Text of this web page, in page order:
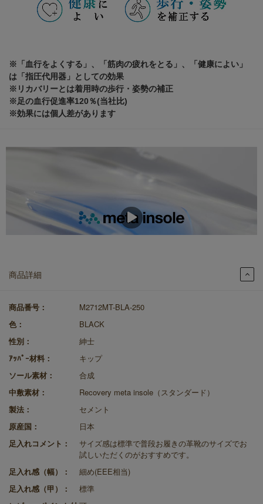
商品詳細
商品番号：
M2712MT-BLA-250
色：
BLACK
性別：
紳士
ｱｯﾊﾟｰ材料：
キップ
ソール素材：
合成
中敷素材：
Recovery meta insole（スタンダード）
製法：
セメント
原産国：
日本
足入れコメント：
サイズ感は標準で普段お履きの革靴のサイズでお
試しいただくのがおすすめです。
足入れ感（幅）：
細め(EEE相当)
足入れ感（甲）：
標準
※「血行をよくする」、「筋肉の疲れをとる」、「健康によい」
は「指圧代用器」としての効果
※リカバリーとは着用時の歩行・姿勢の補正
※足の血行促進率120％(当社比)
※効果には個人差があります